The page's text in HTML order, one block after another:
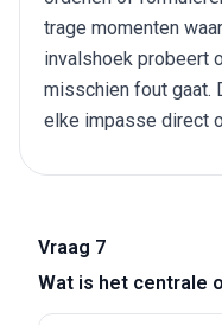
trage momenten
invalshoek probeert
misschien fout gaat.
elke impasse direct
Vraag 7
Wat is het centrale